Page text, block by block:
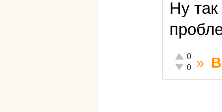
Ну
Отлично!
0
Неадекватно!
0 »